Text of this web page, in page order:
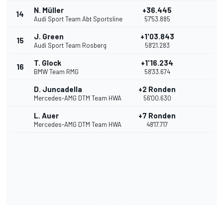
14 N. Müller
Audi Sport Team Abt Sportsline
+36.445
57'53.885
15 J. Green
Audi Sport Team Rosberg
+1'03.843
58'21.283
16 T. Glock
BMW Team RMG
+1'16.234
58'33.674
D. Juncadella
Mercedes-AMG DTM Team HWA
+2 Ronden
56'00.630
L. Auer
Mercedes-AMG DTM Team HWA
+7 Ronden
48'17.717